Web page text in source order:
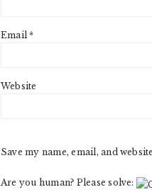
Email*
Website
Save my name, email, and
Are you human? Please solve: